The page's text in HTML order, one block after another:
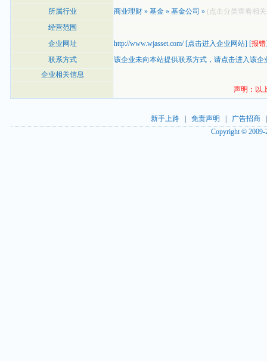
所属行业
商业理财 » 基金 » 基金公司 » (点击分类查看相
经营范围
企业网址
http://www.wjasset.com/[点击进入企业网站] [报错
联系方式
该企业未向本站提供联系方式， 请点击进入该企
企业相关信息
声明：以
新手上路| 免责声明 广告招商
Copyright ©